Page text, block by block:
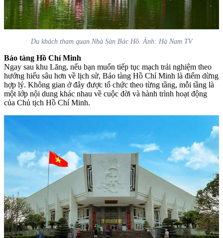
Du khách tham quan Nhà Sàn Bác Hồ. Ảnh: Hà Nam TV
Bảo tàng Hồ Chí Minh
Ngay sau khu Lăng, nếu bạn muốn tiếp tục mạch trải nghiệm theo
hướng hiểu sâu hơn về lịch sử, Bảo tàng Hồ Chí Minh là điểm dừng
hợp lý. Không gian ở đây được tổ chức theo từng tầng, mỗi tầng là
một lớp nội dung khác nhau về cuộc đời và hành trình hoạt động
của Chủ tịch Hồ Chí Minh.